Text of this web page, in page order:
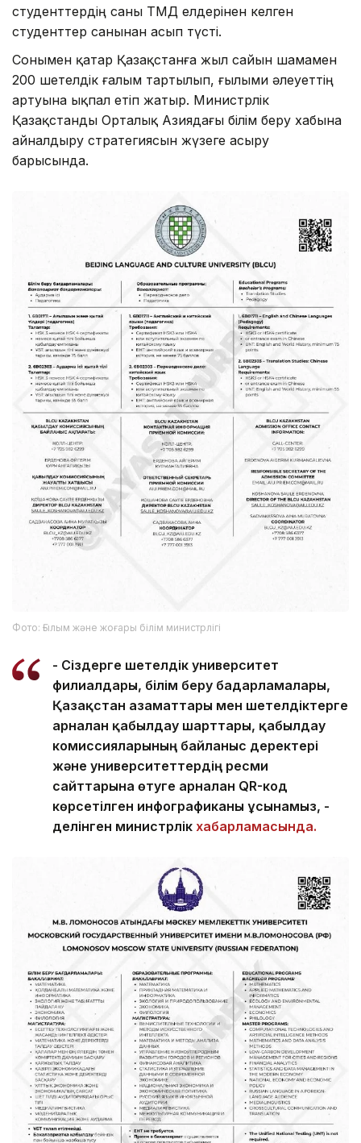
студенттердің саны ТМД елдерінен келген
студенттер санынан асып түсті.
Сонымен қатар Қазақстанға жыл сайын шамамен
200 шетелдік ғалым тартылып, ғылыми әлеуеттің
артуына ықпал етіп жатыр. Министрлік
Қазақстанды Орталық Азиядағы білім беру хабына
айналдыру стратегиясын жүзеге асыру
барысында.
Фото: Ғылым және жоғары білім министрлігі
- Сіздерге шетелдік университет
филиалдары, білім беру бағдарламалары,
Қазақстан азаматтары мен шетелдіктерге
арналған қабылдау шарттары, қабылдау
комиссияларының байланыс деректері
және университеттердің ресми
сайттарына өтуге арналған QR-код
көрсетілген инфографиканы ұсынамыз, -
делінген министрлік хабарламасында.